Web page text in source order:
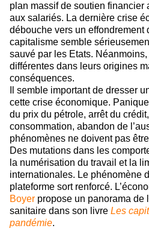
plan massif de soutien financier
aux salariés. La dernière crise
débouche vers un effondrement
capitalisme semble
sauvé par les Etats.
différentes dans leurs origines
conséquences.
Il semble important de dresser
cette crise économique.
du prix du pétrole, arrêt du
consommation, abandon de
phénomènes ne doivent pas
Des mutations dans les
la numérisation du travail et la
internationales. Le phénomène
plateforme sort renforcé.
Boyer propose un panorama de
sanitaire dans son livre Les
pandémie.